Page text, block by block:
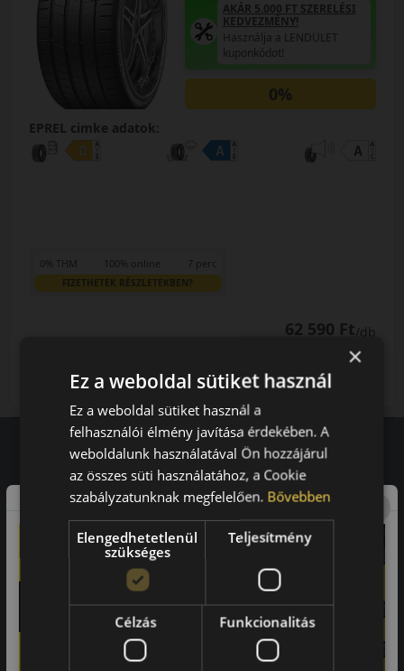
AKÁR 5.000 FT SZERELÉSI
KEDVEZMÉNY!
Használja a LENDÜLET
kuponkódot!
0%
EPREL cimke adatok:
0% THM 100% online 7 perc
FIZETHETEK RÉSZLETEKBEN?
62 590 Ft/db
Kuponkód másolása
db KOSÁRBA
Vásárlói vélemények
97.76%
a vásárlók közül ajánlaná ismerősének ezt a boltot.
21659
vélemény alapján
×
Ez a weboldal sütiket használ
Ez a weboldal sütiket használ a
felhasználói élmény javítása érdekében. A
weboldalunk használatával Ön hozzájárul
az összes süti használatához, a Cookie
szabályzatunknak megfelelően. Bővebben
Elengedhetetlenül
szükséges
Teljesítmény
Célzás Funkcionalitás